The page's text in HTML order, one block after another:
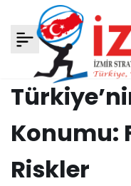
Konumu:
Riskler